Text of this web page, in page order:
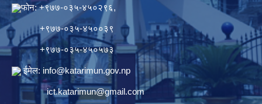
फोन: +९७७-०३५-४५०२९६,
+९७७-०३५-४५००३९
+९७७-०३५-४५०५७३
ईमेल: info@katarimun.gov.np
ict.katarimun@gmail.com